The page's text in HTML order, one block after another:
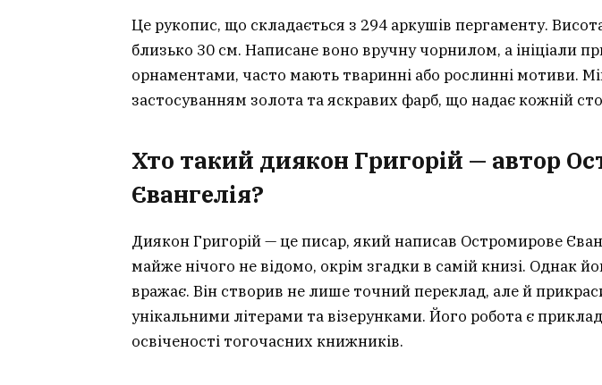
Це рукопис, що складається з 294 аркушів пергаменту.
близько 30 см. Написане воно вручну чорнилом, а ініціали
орнаментами, часто мають тваринні або рослинні мотиви.
застосуванням золота та яскравих фарб, що надає кожній
Хто такий диякон Григорій — автор
Євангелія?
Диякон Григорій — це писар, який написав Остромирове
майже нічого не відомо, окрім згадки в самій книзі. Однак
вражає. Він створив не лише точний переклад, але й
унікальними літерами та візерунками. Його робота є
освіченості тогочасних книжників.